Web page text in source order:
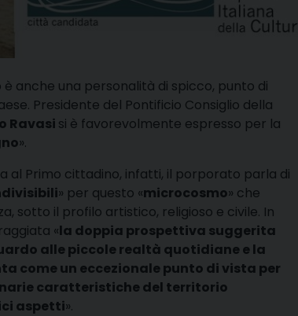
anche una personalità di spicco, punto di
Presidente del Pontificio Consiglio della
Ravasi si è favorevolmente espresso per la
».
al Primo cittadino, infatti, il porporato parla di
» per questo «microcosmo» che
sotto il profilo artistico, religioso e civile. In
«la doppia prospettiva suggerita
alle piccole realtà quotidiane e la
come un eccezionale punto di vista per
caratteristiche del territorio
aspetti».